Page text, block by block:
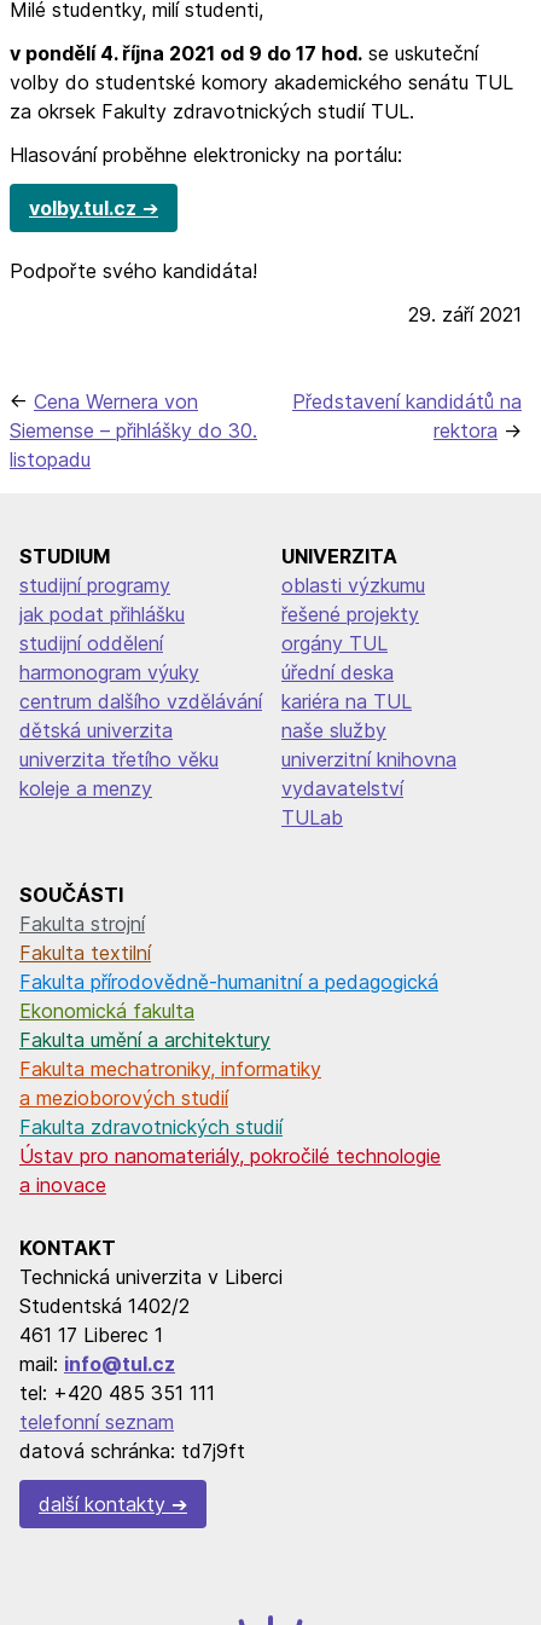
Milé studentky, milí studenti,
v pondělí 4. října 2021 od 9 do 17 hod. se uskuteční
volby do studentské komory akademického senátu TUL
za okrsek Fakulty zdravotnických studií TUL.
Hlasování proběhne elektronicky na portálu:
volby.tul.cz
Podpořte svého kandidáta!
29. září 2021
Navigace
pro
Cena Wernera von
Siemense – přihlášky do 30.
listopadu
Představení kandidátů na
rektora
STUDIUM
studijní programy
jak podat přihlášku
studijní oddělení
harmonogram výuky
centrum dalšího vzdělávání
dětská univerzita
univerzita třetího věku
koleje a menzy
UNIVERZITA
oblasti výzkumu
řešené projekty
orgány TUL
úřední deska
kariéra na TUL
naše služby
univerzitní knihovna
vydavatelství
TULab
SOUČÁSTI
Fakulta strojní
Fakulta textilní
Fakulta přírodovědně-humanitní a pedagogická
Ekonomická fakulta
Fakulta umění a architektury
Fakulta mechatroniky, informatiky
a mezioborových studií
Fakulta zdravotnických studií
Ústav pro nanomateriály, pokročilé technologie
a inovace
KONTAKT
Technická univerzita v Liberci
Studentská 1402/2
461 17 Liberec 1
mail: info@tul.cz
tel: +420 485 351 111
telefonní seznam
datová schránka: td7j9ft
další kontakty